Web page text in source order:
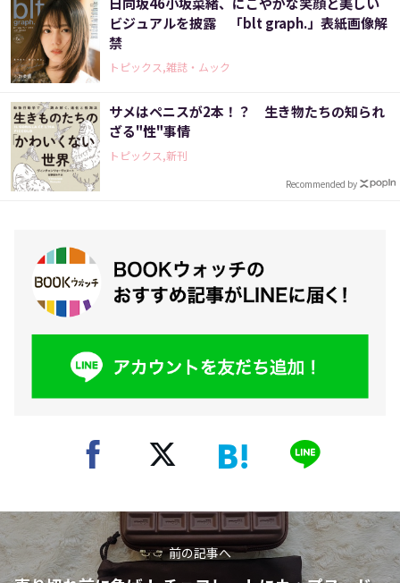
ビジュアルを披露 「blt graph.」表紙画像解
禁
トピックス,雑誌・ムック
サメはペニスが2本！？ 生き物たちの知られ
ざる"性"事情
トピックス,新刊
Recommended by
前の記事へ